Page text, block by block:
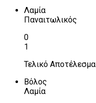
Λαμία
Παναιτωλικός
0
1
Τελικό Αποτέλεσμα
Βόλος
Λαμία